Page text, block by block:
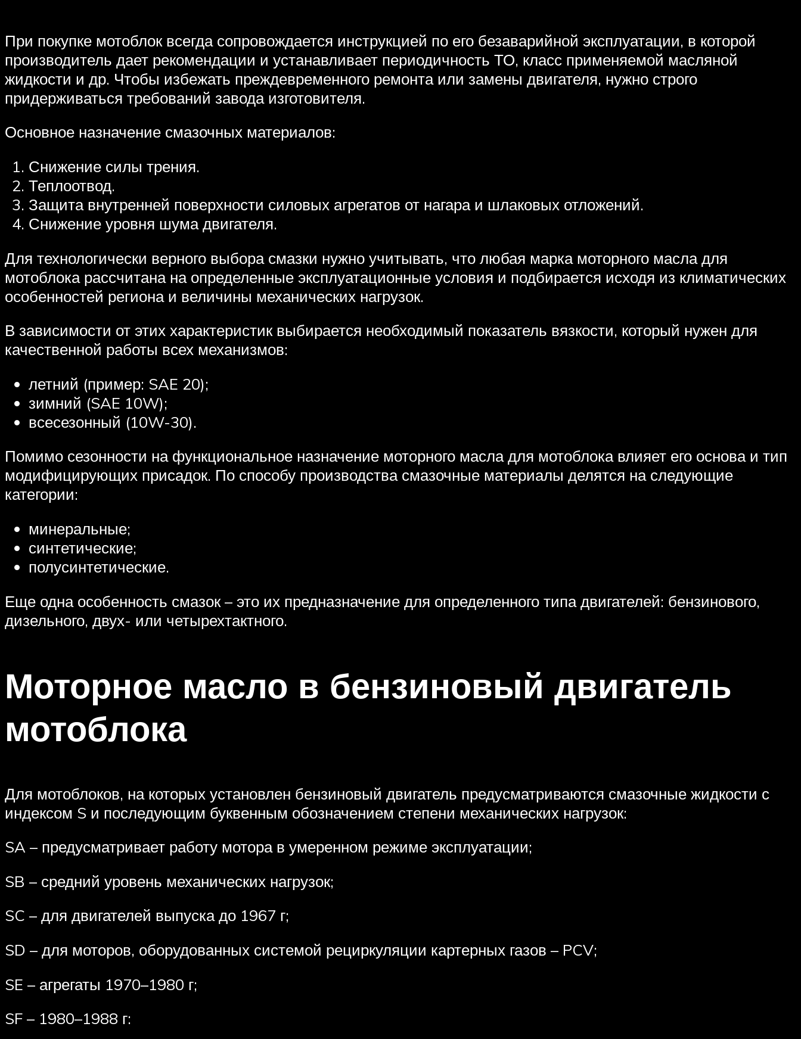
При покупке мотоблок всегда сопровождается инструкцией по его безаварийной эксплуатации, в которой
производитель дает рекомендации и устанавливает периодичность ТО, класс применяемой масляной
жидкости и др. Чтобы избежать преждевременного ремонта или замены двигателя, нужно строго
придерживаться требований завода изготовителя.
Основное назначение смазочных материалов:
Снижение силы трения.
Теплоотвод.
Защита внутренней поверхности силовых агрегатов от нагара и шлаковых отложений.
Снижение уровня шума двигателя.
Для технологически верного выбора смазки нужно учитывать, что любая марка моторного масла для
мотоблока рассчитана на определенные эксплуатационные условия и подбирается исходя из климатических
особенностей региона и величины механических нагрузок.
В зависимости от этих характеристик выбирается необходимый показатель вязкости, который нужен для
качественной работы всех механизмов:
летний (пример: SAE 20);
зимний (SAE 10W);
всесезонный (10W-30).
Помимо сезонности на функциональное назначение моторного масла для мотоблока влияет его основа и тип
модифицирующих присадок. По способу производства смазочные материалы делятся на следующие
категории:
минеральные;
синтетические;
полусинтетические.
Еще одна особенность смазок – это их предназначение для определенного типа двигателей: бензинового,
дизельного, двух- или четырехтактного.
Моторное масло в бензиновый двигатель
мотоблока
Для мотоблоков, на которых установлен бензиновый двигатель предусматриваются смазочные жидкости с
индексом S и последующим буквенным обозначением степени механических нагрузок:
SA – предусматривает работу мотора в умеренном режиме эксплуатации;
SB – средний уровень механических нагрузок;
SC – для двигателей выпуска до 1967 г;
SD – для моторов, оборудованных системой рециркуляции картерных газов – PCV;
SE – агрегаты 1970–1980 г;
SF – 1980–1988 г: